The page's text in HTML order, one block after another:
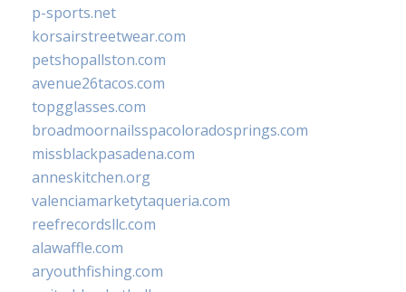
p-sports.net
korsairstreetwear.com
petshopallston.com
avenue26tacos.com
topgglasses.com
broadmoornailsspacoloradosprings.com
missblackpasadena.com
anneskitchen.org
valenciamarketytaqueria.com
reefrecordsllc.com
alawaffle.com
aryouthfishing.com